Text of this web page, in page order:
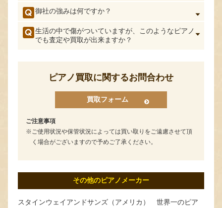
御社の強みは何ですか？
生活の中で傷がついていますが、このようなピアノ
でも査定や買取が出来ますか？
ピアノ買取に関するお問合わせ
買取フォーム
ご注意事項
ご使用状況や保管状況によっては買い取りをご遠慮させて頂
く場合がございますので予めご了承ください。
その他のピアノメーカー
スタインウェイアンドサンズ（アメリカ） 世界一のピア